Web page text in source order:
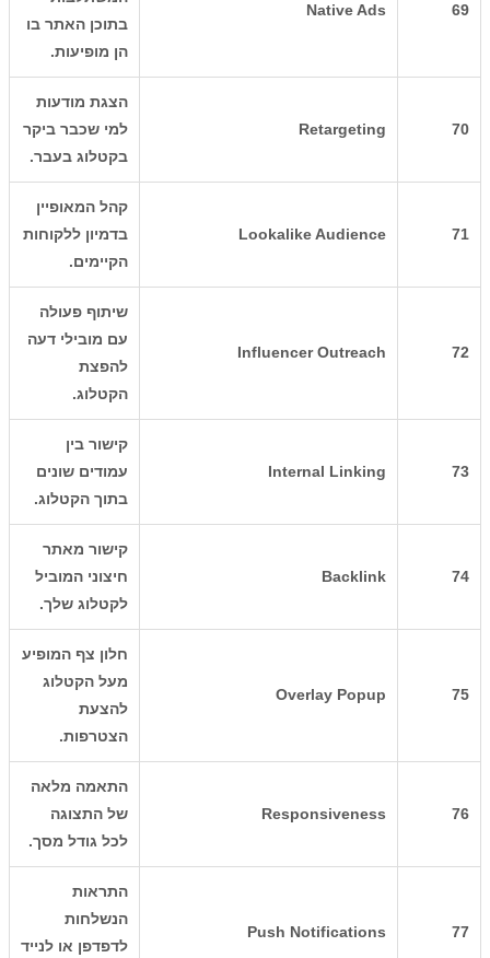
69
Native Ads
בתוכן האתר בו
הן מופיעות.
70
Retargeting
הצגת מודעות
למי שכבר ביקר
בקטלוג בעבר.
71
Lookalike Audience
קהל המאופיין
בדמיון ללקוחות
הקיימים.
72
Influencer Outreach
שיתוף פעולה
עם מובילי דעה
להפצת
הקטלוג.
73
Internal Linking
קישור בין
עמודים שונים
בתוך הקטלוג.
74
Backlink
קישור מאתר
חיצוני המוביל
לקטלוג שלך.
75
Overlay Popup
חלון צף המופיע
מעל הקטלוג
להצעת
הצטרפות.
76
Responsiveness
התאמה מלאה
של התצוגה
לכל גודל מסך.
77
Push Notifications
התראות
הנשלחות
לדפדפן או לנייד